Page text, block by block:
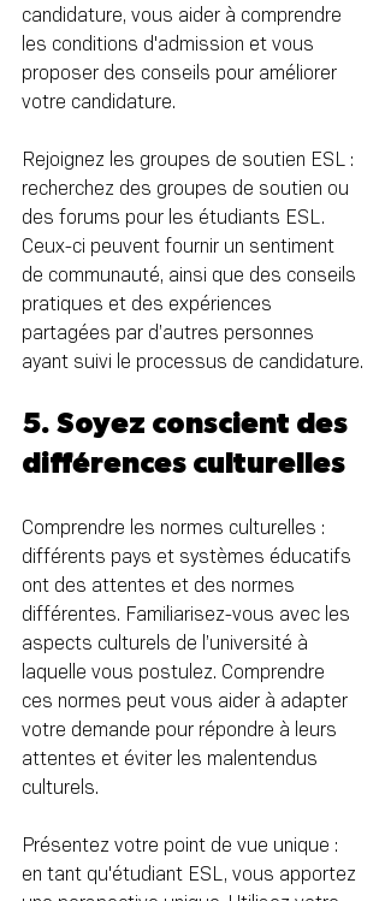
candidature, vous aider à comprendre
les conditions d'admission et vous
proposer des conseils pour améliorer
votre candidature.
Rejoignez les groupes de soutien ESL :
recherchez des groupes de soutien ou
des forums pour les étudiants ESL.
Ceux-ci peuvent fournir un sentiment
de communauté, ainsi que des conseils
pratiques et des expériences
partagées par d’autres personnes
ayant suivi le processus de candidature.
5. Soyez conscient des
différences culturelles
Comprendre les normes culturelles :
différents pays et systèmes éducatifs
ont des attentes et des normes
différentes. Familiarisez-vous avec les
aspects culturels de l’université à
laquelle vous postulez. Comprendre
ces normes peut vous aider à adapter
votre demande pour répondre à leurs
attentes et éviter les malentendus
culturels.
Présentez votre point de vue unique :
en tant qu'étudiant ESL, vous apportez